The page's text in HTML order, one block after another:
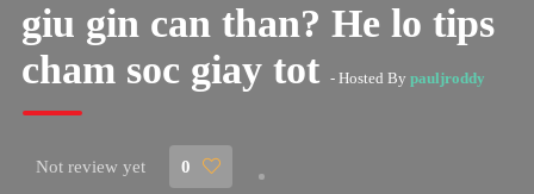
giu gin can than? He lo tips
cham soc giay tot - Hosted By pauljroddy
Not review yet 0